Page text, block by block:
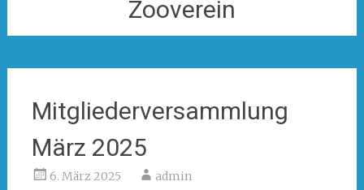
Zooverein
Mitgliederversammlung
März 2025
6. März 2025 admin